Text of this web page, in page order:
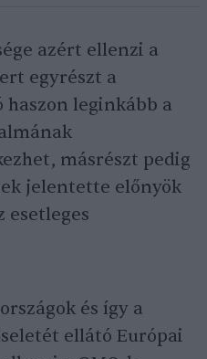
azért ellenzi a
egyrészt a
haszon leginkább a
másrészt pedig
jelentette előnyök
esetleges
és így a
ellátó Európai